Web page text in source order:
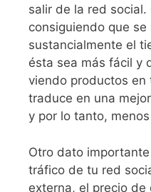
salir de la red
consiguiendo que se
sustancialmente el
ésta sea más fácil y
viendo productos en
traduce en una
y por lo tanto,
Otro dato
tráfico de tu red
externa, el precio de